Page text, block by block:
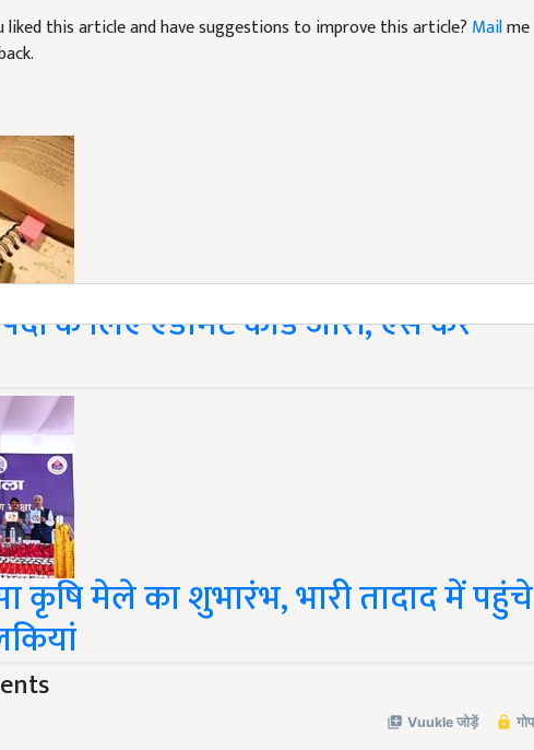
के लिए एडमिट कार्ड जारी, ऐसे करें
कृषि मेले का शुभारंभ, भारी तादाद में पहुंचे